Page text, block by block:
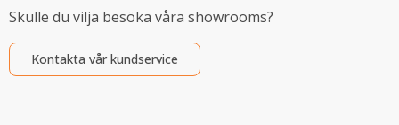
Skulle du vilja besöka våra showrooms?
Kontakta vår kundservice